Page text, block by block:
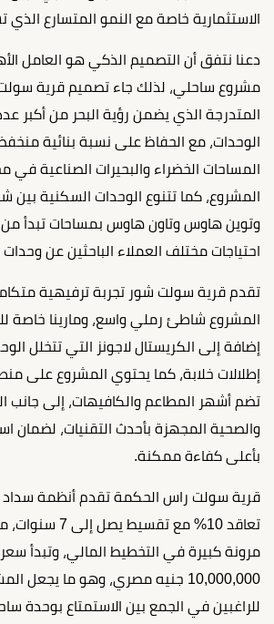
الاستثمارية خاصة مع النمو المتسارع
دعنا نتفق أن التصميم الذكي هو العامل
مشروع ساحلي، لذلك جاء تصميم قرية
المتدرجة الذي يضمن رؤية البحر من أكبر
الوحدات، مع الحفاظ على نسبة بنائية
المساحات الخضراء والبحيرات الصناعية في
المشروع، كما تتنوع الوحدات السكنية بين
احتياجات مختلف العملاء الباحثين عن
تقدم قرية سولت شور تجربة ترفيهية
المشروع شاطئ رملي واسع، ومارينا خاصة
إضافة إلى الكريستال لاجونز التي تتخلل
إطلالات خلابة، كما يحتوي المشروع على
تضم أشهر المطاعم والكافيهات، إلى جانب
والصحية المجهزة بأحدث التقنيات، لضمان
بأعلى كفاءة ممكنة.
قرية سولت راس الحكمة تقدم أنظمة سداد
تعاقد 10% مع
مرونة كبيرة في التخطيط المالي، وتبدأ
10,000,000 جنيه مصري، وهو ما يجعل
للراغبين في الجمع بين الاستمتاع بوحدة